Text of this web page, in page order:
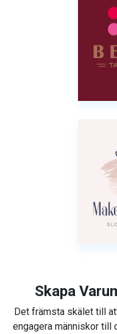
Skapa
Det främsta skälet till
engagera människor till